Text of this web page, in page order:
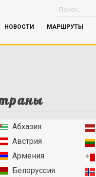
НОВОСТИ МАРШРУТЫ
Абхазия
Австрия
Армения
Белоруссия